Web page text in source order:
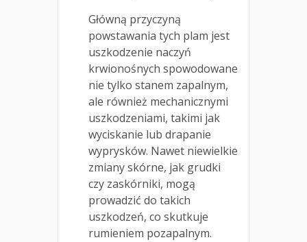
Główną przyczyną
powstawania tych plam jest
uszkodzenie naczyń
krwionośnych spowodowane
nie tylko stanem zapalnym,
ale również mechanicznymi
uszkodzeniami, takimi jak
wyciskanie lub drapanie
wyprysków. Nawet niewielkie
zmiany skórne, jak grudki
czy zaskórniki, mogą
prowadzić do takich
uszkodzeń, co skutkuje
rumieniem pozapalnym.